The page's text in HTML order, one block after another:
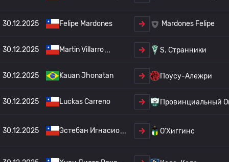
30.12.2025 Felipe Mardones Mardones Felipe
30.12.2025 Martin Villarro S. Странники
30.12.2025 Kauan Jhonatan Поусу-Алежри
30.12.2025 Luckas Carreno Провинциальный
30.12.2025 Эстебан Игнасио О'Хиггинс